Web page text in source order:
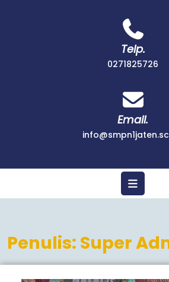
Telp.
0271825726
Email.
Penulis: Super